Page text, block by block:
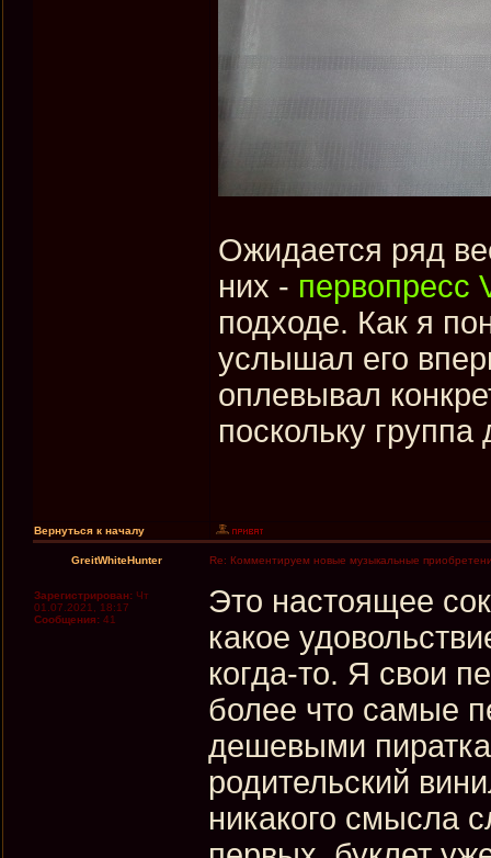
Ожидается ряд
них - первопресс
подходе. Как я
услышал его
оплевывал
поскольку
Вернуться к началу
GreitWhiteHunter Re: Комментируем новые музыкальные
Зарегистрирован: Чт
01.07.2021, 18:17
Сообщения: 41
Это настоящее
какое
когда-то. Я свои
более что самые
дешевыми
родительский
никакого смысла